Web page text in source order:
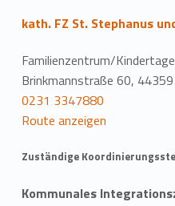
kath. FZ St. Stephanus
Familienzentrum/
Brinkmannstraße 60,
0231 3347880
Route anzeigen
Zuständige
Kommunales